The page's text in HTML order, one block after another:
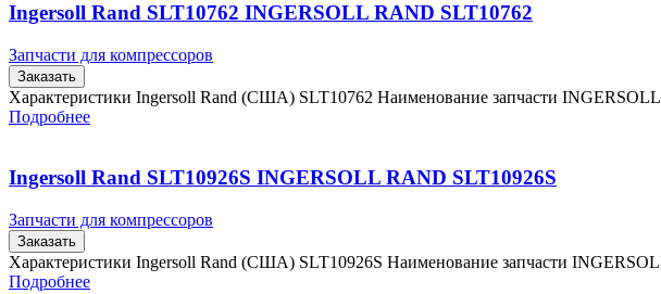
Ingersoll Rand SLT10762 INGERSOLL RAND SLT10762
Запчасти для компрессоров
Заказать
Характеристики Ingersoll Rand (США) SLT10762 Наименование запчасти
Подробнее
Ingersoll Rand SLT10926S INGERSOLL RAND SLT10926S
Запчасти для компрессоров
Заказать
Характеристики Ingersoll Rand (США) SLT10926S Наименование запчасти
Подробнее